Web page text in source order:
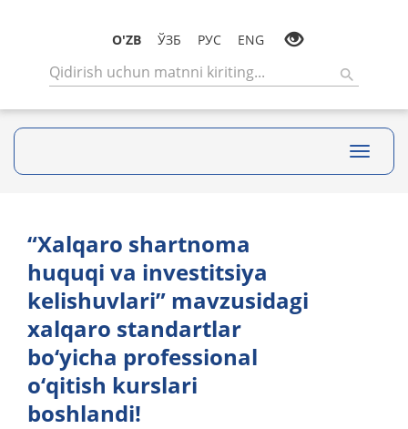
O'ZB ЎЗБ РУС ENG
Toggle
“Xalqaro shartnoma
huquqi va investitsiya
kelishuvlari” mavzusidagi
xalqaro standartlar
bo‘yicha professional
o‘qitish kurslari
boshlandi!